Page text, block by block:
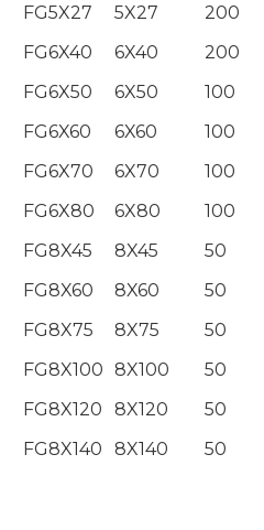
FG5X27
5X27 200
FG6X40
6X40 200
FG6X50
6X50 100
FG6X60
6X60 100
FG6X70
6X70 100
FG6X80
6X80 100
FG8X45
8X45 50
FG8X60
8X60 50
FG8X75
8X75 50
FG8X100 8X100 50
FG8X120
8X120 50
FG8X140
8X140 50